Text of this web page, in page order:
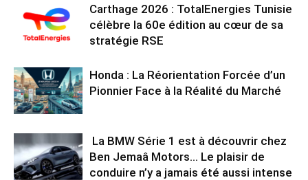
Carthage 2026 : TotalEnergies Tunisie
célèbre la 60e édition au cœur de sa
stratégie RSE
Honda : La Réorientation Forcée d’un
Pionnier Face à la Réalité du Marché
La BMW Série 1 est à découvrir chez
Ben Jemaâ Motors… Le plaisir de
conduire n’y a jamais été aussi intense